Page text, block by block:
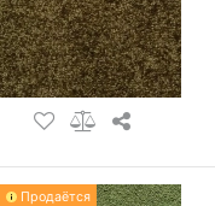
Продаётся